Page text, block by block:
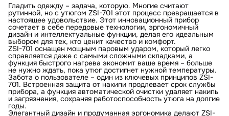
Гладить одежду – задача, которую. Многие считают
рутинной, но с утюгом ZSI-701 этот процесс превращается в
настоящее удовольствие. Этот инновационный прибор
сочетает в себе передовые технологии, эргономичный
дизайн и интеллектуальные функции, делая его идеальным
выбором для тех, кто ценит качество и комфорт.
ZSI-701 оснащен мощным паровым ударом, который легко
справляется даже с самыми сложными складками, а
функция быстрого нагрева экономит ваше время – больше
не нужно ждать, пока утюг достигнет нужной температуры.
Забота о пользователе – один из ключевых принципов ZSI-
701. Встроенная защита от накипи продлевает срок службы
прибора, а функция автоматической очистки удаляет накипь
и загрязнения, сохраняя работоспособность утюга на долгие
годы.
Элегантный дизайн и продуманная эргономика делают ZSI-